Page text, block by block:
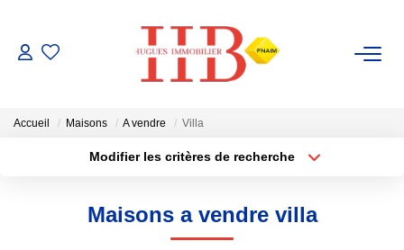
Accueil Maisons A vendre Villa
Modifier les critères de recherche
Type de bienMaisons a vendre villa